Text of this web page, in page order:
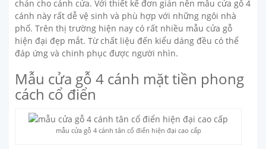
chán cho cánh cửa. Với thiết kế đơn giản nên mẫu cửa gỗ 4
cánh này rất dễ vệ sinh và phù hợp với những ngôi nhà
phố. Trên thị trường hiện nay có rất nhiều mẫu cửa gỗ
hiện đại đẹp mắt. Từ chất liệu đến kiểu dáng đều có thể
đáp ứng và chinh phục được người nhìn.
Mẫu cửa gỗ 4 cánh mặt tiền phong
cách cổ điển
mẫu cửa gỗ 4 cánh tân cổ điển hiện đại cao cấp